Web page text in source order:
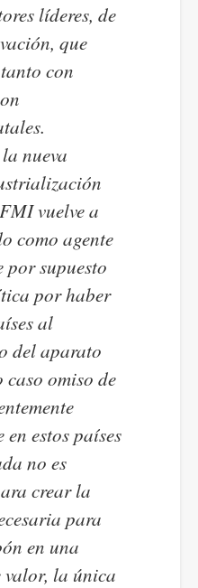
líderes, de
que
con
nueva
vuelve a
como agente
supuesto
por haber
al
del aparato
omiso de
estos países
no es
crear la
para
en una
valor, la única